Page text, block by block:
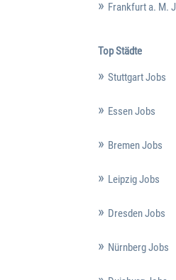
Frankfurt a. M.
Top Städte
Stuttgart Jobs
Essen Jobs
Bremen Jobs
Leipzig Jobs
Dresden Jobs
Nürnberg Jobs